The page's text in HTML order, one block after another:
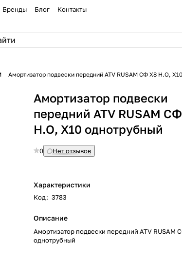
Бренды Блог Контакты
Амортизатор подвески передний ATV RUSAM СФ Х8 H.O,
Амортизатор подвески
передний ATV RUSAM
H.O, X10 однотрубный
0 Нет отзывов
Характеристики
Код: 3783
Описание
Амортизатор подвески передний ATV RUSAM
однотрубный